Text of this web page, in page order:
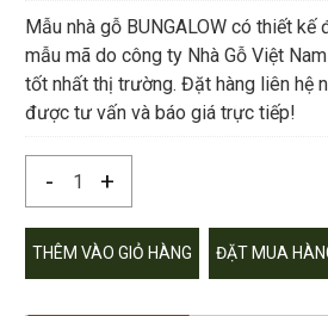
Mẫu nhà gỗ BUNGALOW có thiết kế
mẫu mã do công ty Nhà Gỗ Việt
tốt nhất thị trường. Đặt hàng liên hệ
được tư vấn và báo giá trực tiếp!
- +
THÊM VÀO GIỎ HÀNG ĐẶT MUA